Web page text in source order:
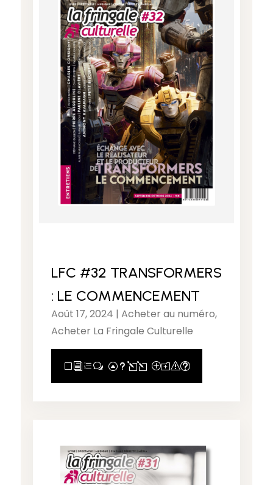
LFC #32 TRANSFORMERS
: LE COMMENCEMENT
Août 17, 2024 | Acheter au numéro,
Acheter La Fringale Culturelle
View Full Post